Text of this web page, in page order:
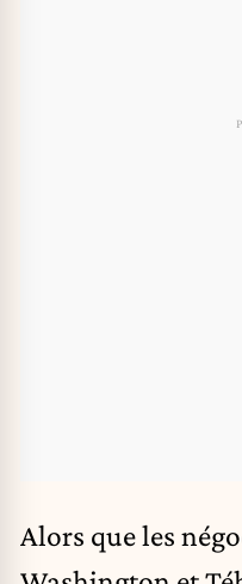
Alors que les